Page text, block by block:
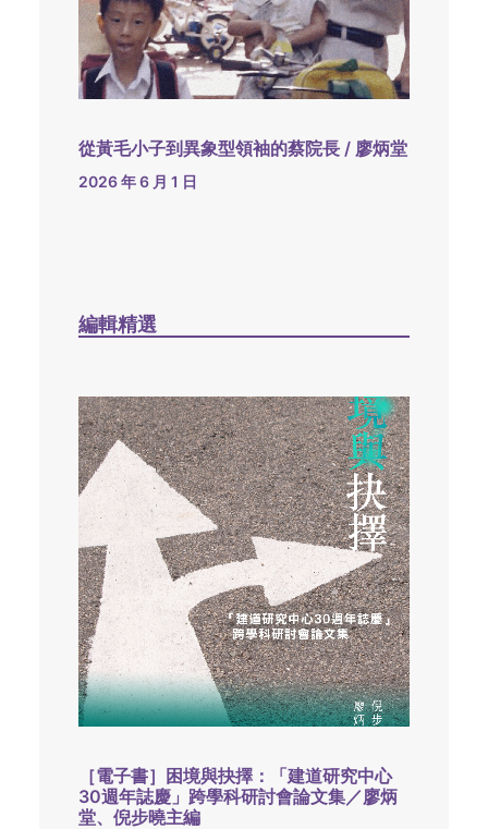
從黃毛小子到異象型領袖的蔡院長 / 廖炳堂
2026 年 6 月 1 日
編輯精選
［電子書］困境與抉擇：「建道研究中心
30週年誌慶」跨學科研討會論文集／廖炳
堂、倪步曉主編